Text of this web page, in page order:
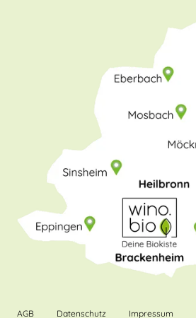
AGB Datenschutz Impressum